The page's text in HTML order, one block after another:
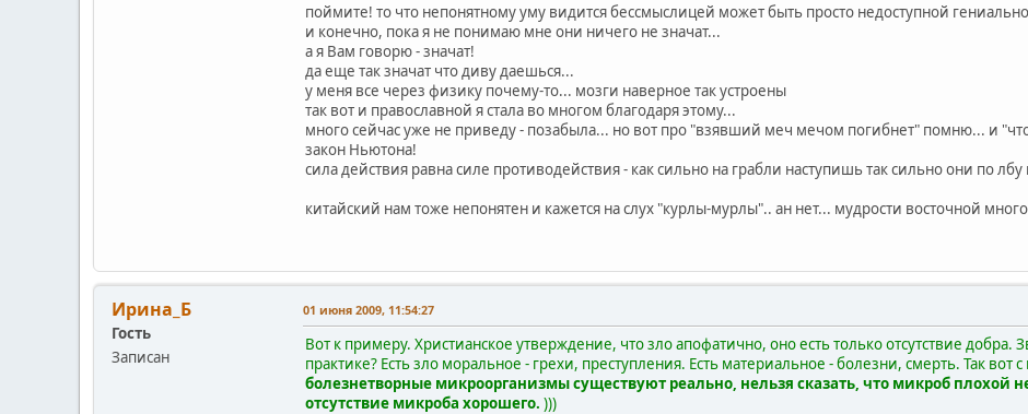
поймите! то что непонятному уму видится бессмыслицей может быть просто недоступной
и конечно, пока я не понимаю мне они ничего не значат...
а я Вам говорю - значат!
да еще так значат что диву даешься...
у меня все через физику почему-то... мозги наверное так устроены
так вот и православной я стала во многом благодаря этому...
много сейчас уже не приведу - позабыла... но вот про "взявший меч мечом погибнет" помню... и
закон Ньютона!
сила действия равна силе противодействия - как сильно на грабли наступишь так сильно они по лбу
китайский нам тоже непонятен и кажется на слух "курлы-мурлы".. ан нет... мудрости восточной
Ирина_Б
Гость
Записан
01 июня 2009, 11:54:27
Вот к примеру. Христианское утверждение, что зло апофатично, оно есть только отсутствие добра.
практике? Есть зло моральное - грехи, преступления. Есть материальное - болезни, смерть. Так вот
болезнетворные микроорганизмы существуют реально, нельзя сказать, что микроб плохой
отсутствие микроба хорошего. )))